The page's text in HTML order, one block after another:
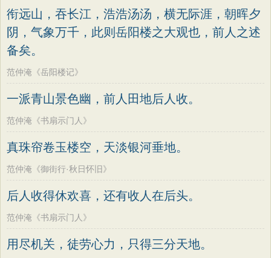
衔远山，吞长江，浩浩汤汤，横无际涯，朝晖夕
阴，气象万千，此则岳阳楼之大观也，前人之述
备矣。
范仲淹《岳阳楼记》
一派青山景色幽，前人田地后人收。
范仲淹《书扇示门人》
真珠帘卷玉楼空，天淡银河垂地。
范仲淹《御街行·秋日怀旧》
后人收得休欢喜，还有收人在后头。
范仲淹《书扇示门人》
用尽机关，徒劳心力，只得三分天地。